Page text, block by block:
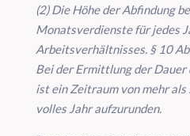
(2) Die Höhe der Abfindung
Monatsverdienste für jedes
Arbeitsverhältnisses. § 10
Bei der Ermittlung der
ist ein Zeitraum von mehr als
volles Jahr aufzurunden.